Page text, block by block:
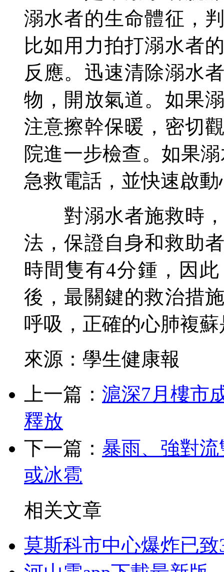
溺水者的生命體征，
比如用力拍打溺水者
反應。迅速清除溺水
物，開放氣道。如果
注意擦幹保暖，密切
院進一步檢查。如果
急救電話，並快速啟
對溺水者施救時，
法，保證自身和救助
時間隻有4分鍾，因
後，最關鍵的救治措
呼吸，正確的心肺複
來源：學生健康報
上一篇： 滬深7月樓市
釋放
下一篇： 暴雨、強對
或冰雹
相关文章
莫斯科市中心爆炸已